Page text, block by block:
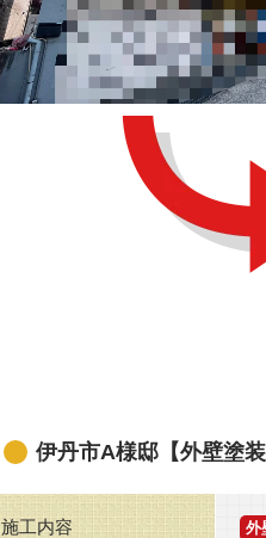
伊丹市A様邸【外壁塗
施工内容 外